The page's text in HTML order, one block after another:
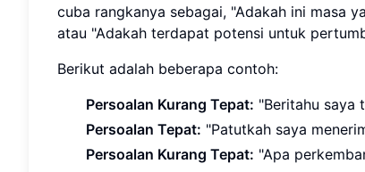
cuba rangkanya sebagai, "Adakah ini masa
atau "Adakah terdapat potensi untuk
Berikut adalah beberapa contoh:
Persoalan Kurang Tepat: "Beritahu saya
Persoalan Tepat: "Patutkah saya
Persoalan Kurang Tepat: "Apa